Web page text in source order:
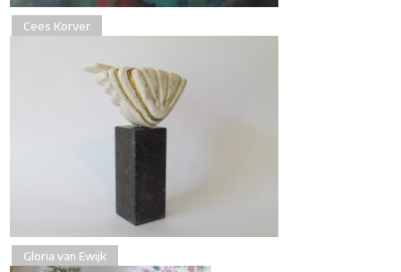
Cees Korver
Gloria van Ewijk